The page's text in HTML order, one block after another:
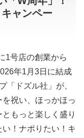
ャンペー
1号店の創業から
年1月3日に結成
「ドズル社」が、
祝い、ほっかほっ
もっと楽しく盛り
い！ナポりたい！キ